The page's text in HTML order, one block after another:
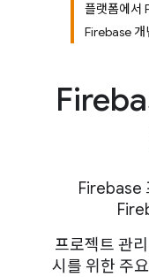
플랫폼에서
Firebase 개
Firebase
프로젝트 관
시를 위한 주